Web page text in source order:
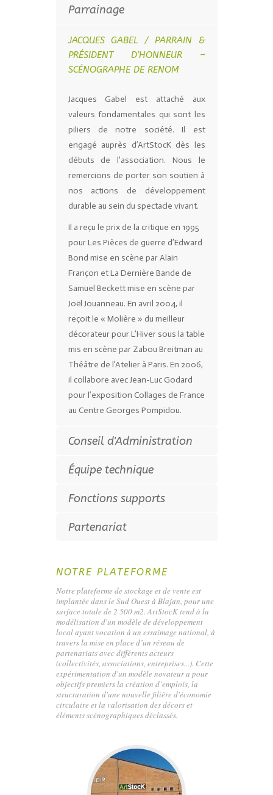
Parrainage
JACQUES GABEL / PARRAIN &
PRÉSIDENT D’HONNEUR –
SCÉNOGRAPHE DE RENOM
Jacques Gabel est attaché aux
valeurs fondamentales qui sont les
piliers de notre société. Il est
engagé auprès d’ArtStocK dès les
débuts de l’association. Nous le
remercions de porter son soutien à
nos actions de développement
durable au sein du spectacle vivant.
Il a reçu le prix de la critique en 1995
pour Les Pièces de guerre d’Edward
Bond mise en scène par Alain
Françon et La Dernière Bande de
Samuel Beckett mise en scène par
Joël Jouanneau. En avril 2004, il
reçoit le « Molière » du meilleur
décorateur pour L’Hiver sous la table
mis en scène par Zabou Breitman au
Théâtre de l’Atelier à Paris. En 2006,
il collabore avec Jean-Luc Godard
pour l’exposition Collages de France
au Centre Georges Pompidou.
Conseil d'Administration
Équipe technique
Fonctions supports
Partenariat
NOTRE PLATEFORME
Notre plateforme de stockage et de vente est
implantée dans le Sud Ouest à Blajan, pour une
surface totale de 2 500 m2. ArtStocK tend à la
modélisation d'un modèle de développement
local ayant vocation à un essaimage national, à
travers la mise en place d’un réseau de
partenariats avec différents acteurs
(collectivités, associations, entreprises...). Cette
expérimentation d'un modèle novateur a pour
objectifs premiers la création d’emplois, la
structuration d'une nouvelle filière d'économie
circulaire et la valorisation des décors et
éléments scénographiques déclassés.